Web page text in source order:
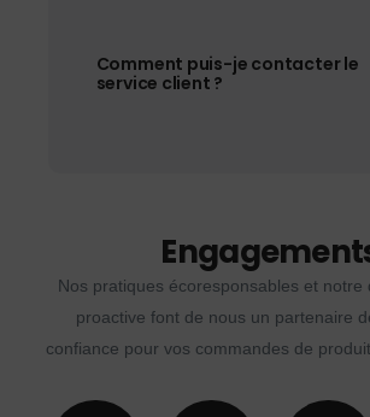
Comment puis-je contacter le
service client ?
Nos pratiques écoresponsables et notre
proactive font de nous un partenaire
confiance pour vos commandes de